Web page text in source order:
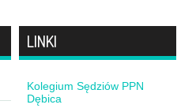
LINKI
Kolegium Sędziów PPN
Dębica